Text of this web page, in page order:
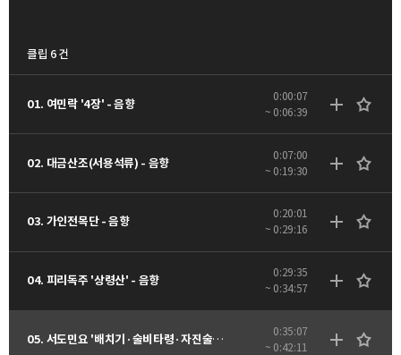
클립 6 건
01. 여민락 '4장' - 음향
0:00:07
~ 0:06:39
02. 대금산조(서용석류) - 음향
0:07:00
~ 0:19:30
03. 가인전목단 - 음향
0:20:01
~ 0:29:16
04. 피리독주 '상령산' - 음향
0:29:35
~ 0:34:57
05. 서도민요 '배치기·술비타령·자진술비타령' - 음향
0:35:07
~ 0:42:11